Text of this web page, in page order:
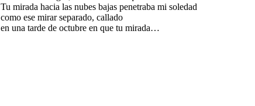
Tu mirada hacia las nubes bajas penetraba mi soledad
como ese mirar separado, callado
en una tarde de octubre en que tu mirada…